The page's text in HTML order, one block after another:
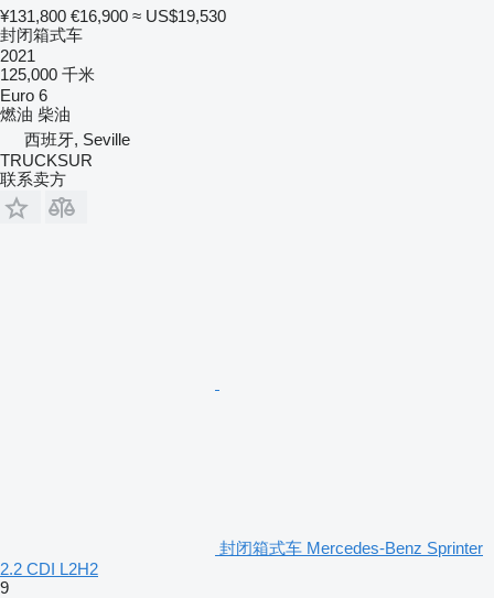
¥131,800 €16,900 ≈ US$19,530
封闭箱式车
2021
125,000 千米
Euro 6
燃油 柴油
西班牙, Seville
TRUCKSUR
联系卖方
封闭箱式车 Mercedes-Benz Sprinter
2.2 CDI L2H2
9